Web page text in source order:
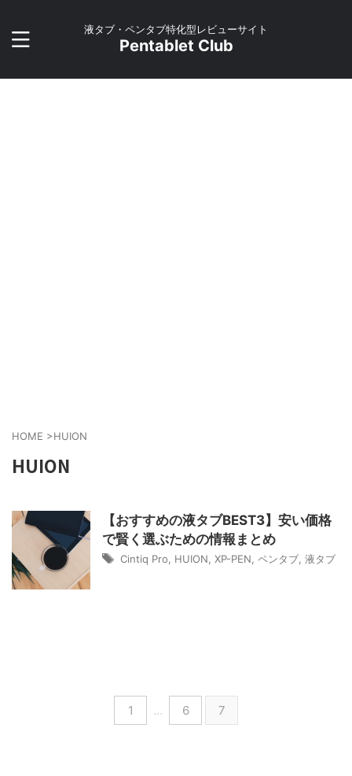
液タブ・ペンタブ特化型レビューサイト
Pentablet Club
HOME >HUION
HUION
【おすすめの液タブBEST3】安い価格
で賢く選ぶための情報まとめ
Cintiq Pro HUION XP-PEN ペンタブ 液タブ
1 … 6 7